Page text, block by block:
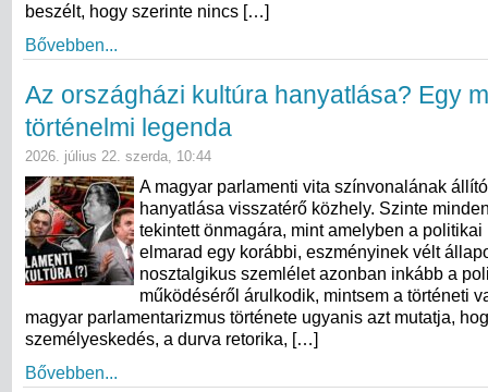
beszélt, hogy szerinte nincs […]
Bővebben...
Az országházi kultúra hanyatlása? Egy
történelmi legenda
2026. július 22. szerda, 10:44
A magyar parlamenti vita színvonalának
hanyatlása visszatérő közhely. Szinte
tekintett önmagára, mint amelyben a politikai
elmarad egy korábbi, eszményinek vélt
nosztalgikus szemlélet azonban inkább a
működéséről árulkodik, mintsem a történeti
magyar parlamentarizmus története ugyanis azt mutatja,
személyeskedés, a durva retorika, […]
Bővebben...